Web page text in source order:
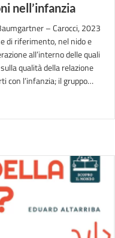
nell’infanzia
– Carocci, 2023
di riferimento, nel nido e
all’interno delle quali
qualità della relazione
con l’infanzia; il gruppo…